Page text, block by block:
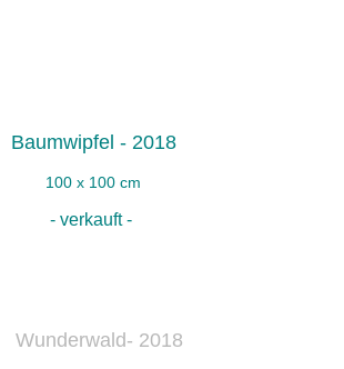
Baumwipfel - 2018
100 x 100 cm
- verkauft -
Wunderwald- 2018